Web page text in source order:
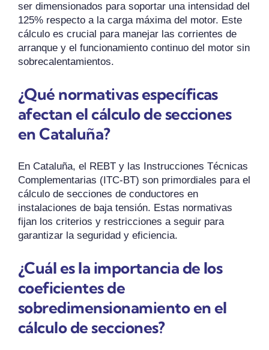
ser dimensionados para soportar una intensidad del
125% respecto a la carga máxima del motor. Este
cálculo es crucial para manejar las corrientes de
arranque y el funcionamiento continuo del motor sin
sobrecalentamientos.
¿Qué normativas específicas
afectan el cálculo de secciones
en Cataluña?
En Cataluña, el REBT y las Instrucciones Técnicas
Complementarias (ITC-BT) son primordiales para el
cálculo de secciones de conductores en
instalaciones de baja tensión. Estas normativas
fijan los criterios y restricciones a seguir para
garantizar la seguridad y eficiencia.
¿Cuál es la importancia de los
coeficientes de
sobredimensionamiento en el
cálculo de secciones?